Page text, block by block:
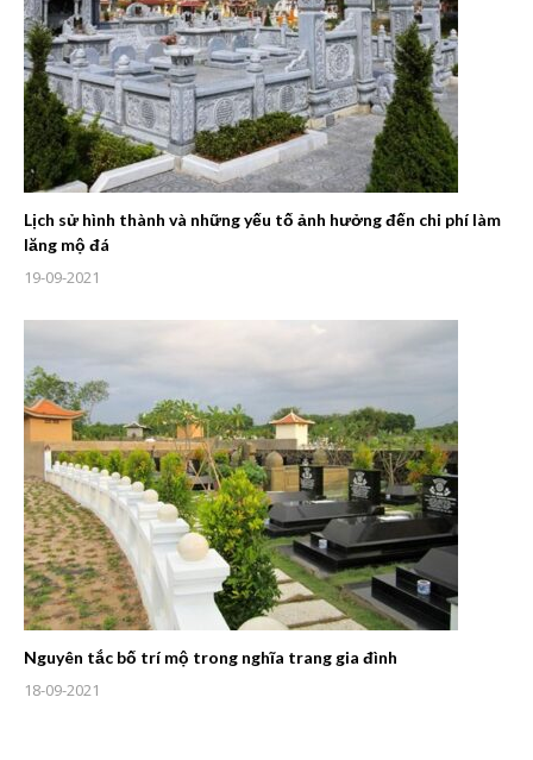
Lịch sử hình thành và những yếu tố ảnh hưởng đến chi phí làm
lăng mộ đá
19-09-2021
Nguyên tắc bố trí mộ trong nghĩa trang gia đình
18-09-2021